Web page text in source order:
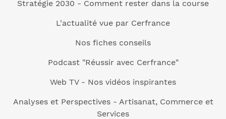
Stratégie 2030 - Comment rester dans la course
L'actualité vue par Cerfrance
Nos fiches conseils
Podcast "Réussir avec Cerfrance"
Web TV - Nos vidéos inspirantes
Analyses et Perspectives - Artisanat, Commerce et
Services